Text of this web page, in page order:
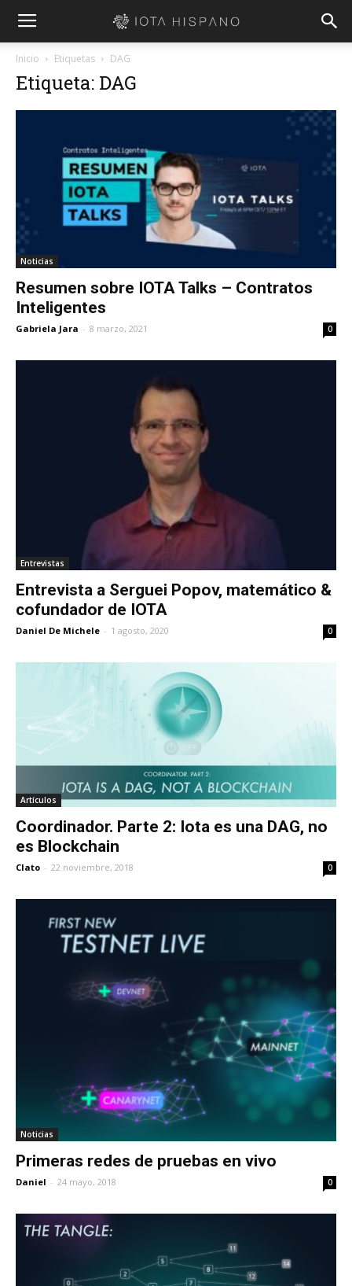
Inicio Etiquetas DAG
Etiqueta: DAG
Noticias
Resumen sobre IOTA Talks – Contratos
Inteligentes
Gabriela Jara - 8 marzo, 2021 0
Entrevistas
Entrevista a Serguei Popov, matemático &
cofundador de IOTA
Daniel De Michele - 1 agosto, 2020 0
Artículos
Coordinador. Parte 2: Iota es una DAG, no
es Blockchain
Clato - 22 noviembre, 2018 0
Noticias
Primeras redes de pruebas en vivo
Daniel - 24 mayo, 2018 0